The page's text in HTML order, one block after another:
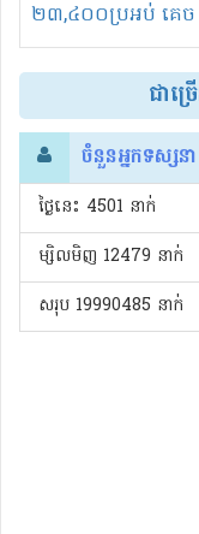
២៣,៤០០ប្រអប់ គេច
ពន្ធនិងអត់ច្បាប់នាំ
ចូល!?
ជាច្
ចំនួនអ្នកទស្សនា
ថ្ងៃនេះ​ 4501 នាក់
ម្សិលមិញ 12479 នាក់
សរុប 19990485 នាក់